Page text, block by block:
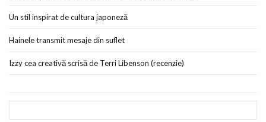
Un stil inspirat de cultura japoneză
Hainele transmit mesaje din suflet
Izzy cea creativă scrisă de Terri Libenson (recenzie)